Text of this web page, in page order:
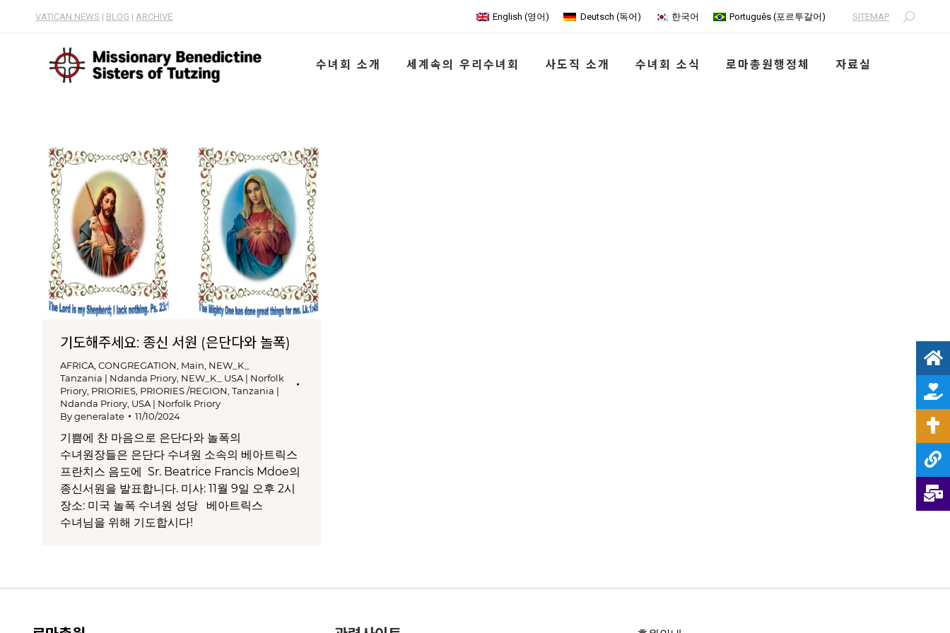
VATICAN NEWS | BLOG | ARCHIVE English (영어) Deutsch (독어) 한국어 Português (포르투갈어) SITEMAP Search:
수녀회 소개 세계속의 우리수녀회 사도직 소개 수녀회 소식 로마총원행정체 자료실
기도해주세요: 종신 서원 (은단다와 놀폭)
AFRICA CONGREGATION Main NEW_K_
Tanzania | Ndanda Priory NEW_K_ USA | Norfolk
Priory PRIORIES PRIORIES /REGION Tanzania |
Ndanda Priory USA | Norfolk Priory
Bygeneralate 11/10/2024
기쁨에 찬 마음으로 은단다와 놀폭의
수녀원장들은 은단다 수녀원 소속의 베아트릭스
프란치스 음도에 Sr. Beatrice Francis Mdoe의
종신서원을 발표합니다. 미사: 11월 9일 오후 2시
장소: 미국 놀폭 수녀원 성당 베아트릭스
수녀님을 위해 기도합시다!